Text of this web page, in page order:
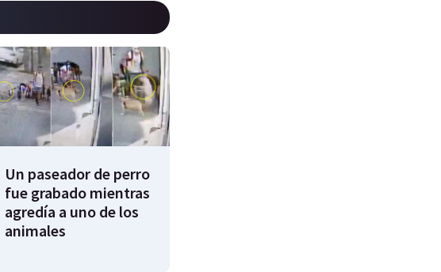
Un paseador de perro
fue grabado mientras
agredía a uno de los
animales